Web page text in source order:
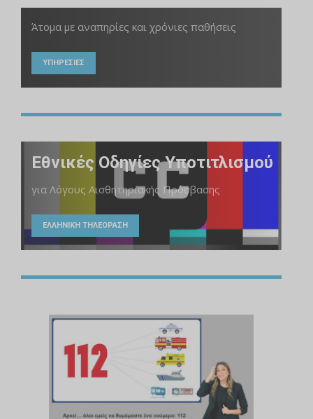
Άτομα με αναπηρίες και χρόνιες παθήσεις
ΥΠΗΡΕΣΙΕΣ
Εθνικές Οδηγίες Υποτιτλισμού
για Λόγους Αισθητηριακής Πρόσβασης
ΕΛΛΗΝΙΚΗ ΤΗΛΕΟΡΑΣΗ